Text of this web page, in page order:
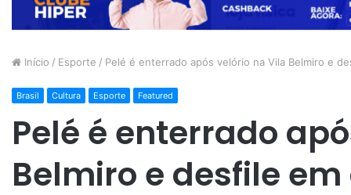
Início / Esporte / Pelé é enterrado após velório na Vila Belmiro e
Brasil Cultura Esporte Featured
Pelé é enterrado
Belmiro e desfile